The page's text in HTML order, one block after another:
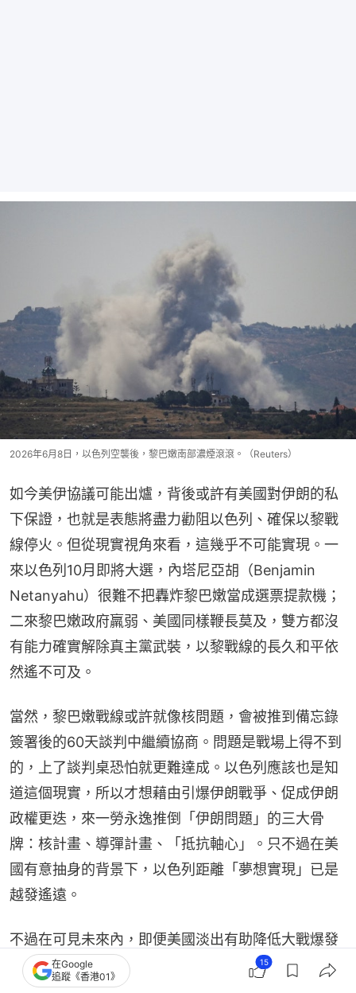
2026年6月8日，以色列空襲後，黎巴嫩南部濃煙滾滾。（Reuters）
如今美伊協議可能出爐，背後或許有美國對伊朗的私
下保證，也就是表態將盡力勸阻以色列、確保以黎戰
線停火。但從現實視角來看，這幾乎不可能實現。一
來以色列10月即將大選，內塔尼亞胡（Benjamin
Netanyahu）很難不把轟炸黎巴嫩當成選票提款機；
二來黎巴嫩政府羸弱、美國同樣鞭長莫及，雙方都沒
有能力確實解除真主黨武裝，以黎戰線的長久和平依
然遙不可及。
當然，黎巴嫩戰線或許就像核問題，會被推到備忘錄
簽署後的60天談判中繼續協商。問題是戰場上得不到
的，上了談判桌恐怕就更難達成。以色列應該也是知
道這個現實，所以才想藉由引爆伊朗戰爭、促成伊朗
政權更迭，來一勞永逸推倒「伊朗問題」的三大骨
牌：核計畫、導彈計畫、「抵抗軸心」。只不過在美
國有意抽身的背景下，以色列距離「夢想實現」已是
越發遙遠。
不過在可見未來內，即便美國淡出有助降低大戰爆發
機率，以色列與伊朗「抵抗軸心」的代理衝突，都還
在Google
追蹤《香港01》
15